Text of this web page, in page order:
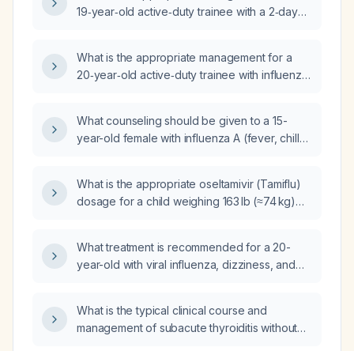
19‑year‑old active‑duty trainee with a 2‑day
myalgias, mild anterior cervical
lymphadenopathy, tachycardia, and likely
oseltamivir (Tamiflu) and acetaminophen?
What is the appropriate management for a
20‑year‑old active‑duty trainee with influenza
throat, mild cervical lymphadenopathy, and is
hemodynamically stable while on oseltamivir?
What counseling should be given to a 15-
year-old female with influenza A (fever, chills,
corticosteroids, and nebulized therapy about
the oral antiviral oseltamivir?
What is the appropriate oseltamivir (Tamiflu)
dosage for a child weighing 163 lb (≈74 kg)
What treatment is recommended for a 20-
year-old with viral influenza, dizziness, and
What is the typical clinical course and
management of subacute thyroiditis without